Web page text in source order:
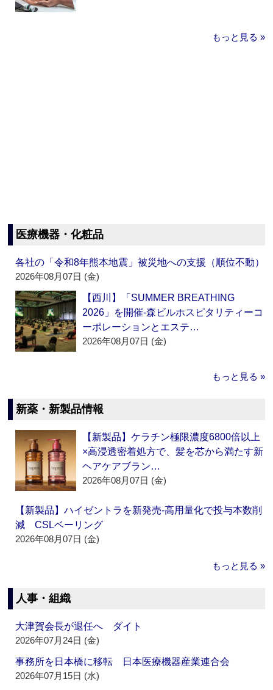
もっと見る »
医療機器・化粧品
各社の「令和8年熊本地震」被災地への支援（順位不動）
2026年08月07日 (金)
【西川】「SUMMER BREATHING
2026」を開催‐森ビルホスピタリティーコ
ーポレーションとエステ…
2026年08月07日 (金)
もっと見る »
新薬・新製品情報
【新製品】ケラチン極限濃度6800倍以上
×高浸透密着処方で、髪を芯から満たす新
ヘアケアブラン…
2026年08月07日 (金)
【新製品】ハイゼントラを新発売‐高用量化で投与本数削
減 CSLベーリング
2026年08月07日 (金)
もっと見る »
人事・組織
大津賀会長が退任へ ダイト
2026年07月24日 (金)
事務所を日本橋に移転 日本医療機器産業連合会
2026年07月15日 (水)